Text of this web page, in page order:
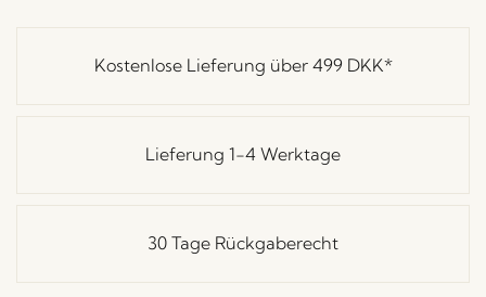
Kostenlose Lieferung über 499 DKK*
Lieferung 1-4 Werktage
30 Tage Rückgaberecht